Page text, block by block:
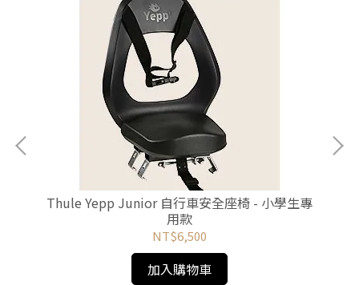
Thule Yepp Junior 自行車安全座椅 - 小學生專
用款
NT$6,500
加入購物車